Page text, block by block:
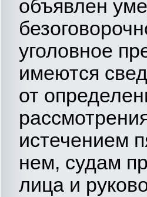
объявлен
уголовное
имеются
от
истечением
нем, судам
лица и